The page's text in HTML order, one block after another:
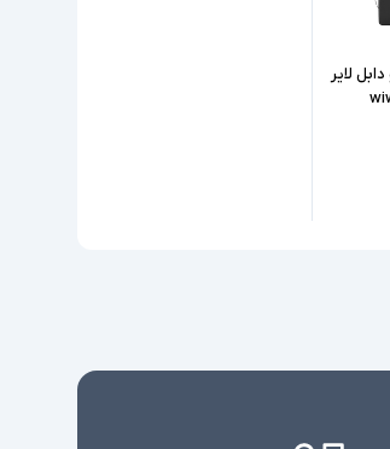
لایر